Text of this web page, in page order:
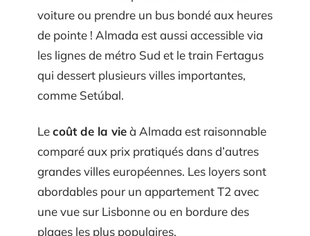
voiture ou prendre un bus bondé aux heures
de pointe ! Almada est aussi accessible via
les lignes de métro Sud et le train Fertagus
qui dessert plusieurs villes importantes,
comme Setúbal.
Lecoût de la vieà Almada est raisonnable
comparé aux prix pratiqués dans d’autres
grandes villes européennes. Les loyers sont
abordables pour un appartement T2 avec
une vue sur Lisbonne ou en bordure des
plages les plus populaires.